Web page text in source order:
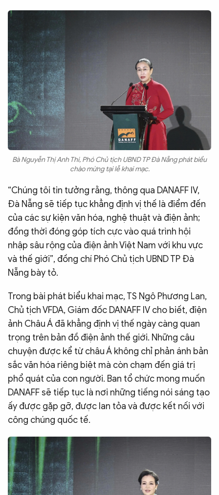
Bà Nguyễn Thị Anh Thi, Phó Chủ tịch UBND TP Đà Nẵng phát biểu
chào mừng tại lễ khai mạc.
“Chúng tôi tin tưởng rằng, thông qua DANAFF IV,
Đà Nẵng sẽ tiếp tục khẳng định vị thế là điểm đến
của các sự kiện văn hóa, nghệ thuật và điện ảnh;
đồng thời đóng góp tích cực vào quá trình hội
nhập sâu rộng của điện ảnh Việt Nam với khu vực
và thế giới”, đồng chí Phó Chủ tịch UBND TP Đà
Nẵng bày tỏ.
Trong bài phát biểu khai mạc, TS Ngô Phương Lan,
Chủ tịch VFDA, Giám đốc DANAFF IV cho biết, điện
ảnh Châu Á đã khẳng định vị thế ngày càng quan
trọng trên bản đồ điện ảnh thế giới. Những câu
chuyện được kể từ châu Á không chỉ phản ánh bản
sắc văn hóa riêng biệt mà còn chạm đến giá trị
phổ quát của con người. Ban tổ chức mong muốn
DANAFF sẽ tiếp tục là nơi những tiếng nói sáng tạo
ấy được gặp gỡ, được lan tỏa và được kết nối với
công chúng quốc tế.